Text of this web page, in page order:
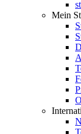
Mein